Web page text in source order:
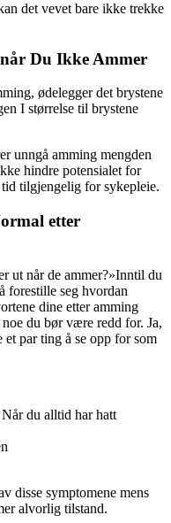
det vevet bare ikke trekke
Du Ikke Ammer
ødelegger det brystene
I størrelse til brystene
unngå amming mengden
hindre potensialet for
tilgjengelig for sykepleie.
etter
ut når de ammer?»Inntil du
forestille seg hvordan
dine etter amming
du bør være redd for. Ja,
par ting å se opp for som
du alltid har hatt
disse symptomene mens
alvorlig tilstand.